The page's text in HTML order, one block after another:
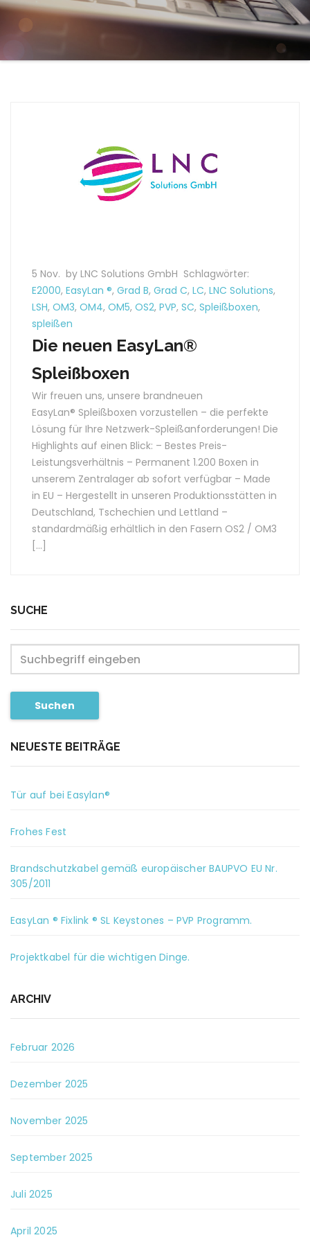
5 Nov. by LNC Solutions GmbH Schlagwörter:
E2000, EasyLan ®, Grad B, Grad C, LC, LNC Solutions,
LSH, OM3, OM4, OM5, OS2, PVP, SC, Spleißboxen,
spleißen
Die neuen EasyLan®
Spleißboxen
Wir freuen uns, unsere brandneuen
EasyLan® Spleißboxen vorzustellen – die perfekte
Lösung für Ihre Netzwerk-Spleißanforderungen! Die
Highlights auf einen Blick: – Bestes Preis-
Leistungsverhältnis – Permanent 1.200 Boxen in
unserem Zentralager ab sofort verfügbar – Made
in EU – Hergestellt in unseren Produktionsstätten in
Deutschland, Tschechien und Lettland –
standardmäßig erhältlich in den Fasern OS2 / OM3
[…]
SUCHE
Suchen
NEUESTE BEITRÄGE
Tür auf bei Easylan®
Frohes Fest
Brandschutzkabel gemäß europäischer BAUPVO EU Nr.
305/2011
EasyLan ® Fixlink ® SL Keystones – PVP Programm.
Projektkabel für die wichtigen Dinge.
ARCHIV
Februar 2026
Dezember 2025
November 2025
September 2025
Juli 2025
April 2025